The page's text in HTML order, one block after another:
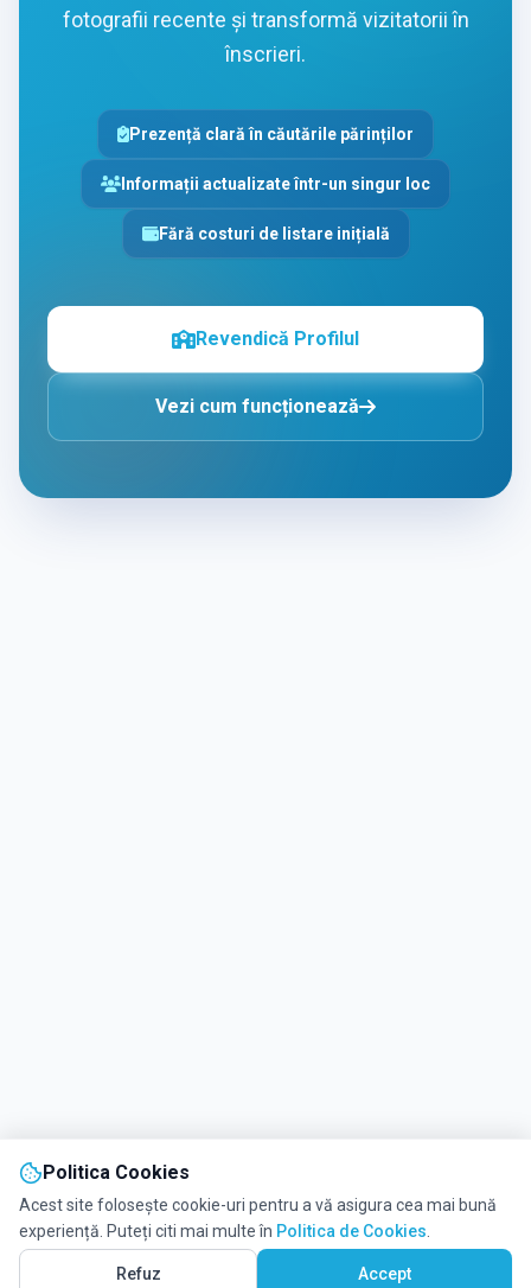
fotografii recente și transformă vizitatorii în
înscrieri.
Prezență clară în căutările părinților
Informații actualizate într-un singur loc
Fără costuri de listare inițială
Revendică Profilul
Vezi cum funcționează
Politica Cookies
Acest site folosește cookie-uri pentru a vă asigura cea mai bună
experiență. Puteți citi mai multe în Politica de Cookies
Refuz Accept